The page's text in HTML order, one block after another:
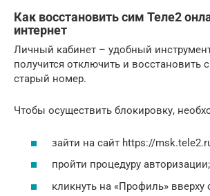
Как восстановить сим Теле2
интернет
Личный кабинет – удобный
получится отключить и восстановить
старый номер.
Чтобы осуществить блокировку,
зайти на сайт https://
пройти процедуру авторизации;
кликнуть на «Профиль» вверху